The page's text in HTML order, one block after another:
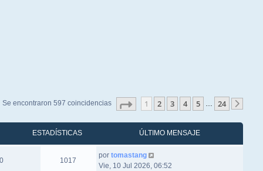
Se encontraron 597 coincidencias Página1 de 24
1 2 3 4 5 … 24
ESTADÍSTICAS ÚLTIMO MENSAJE
0 1017
por tomastang
Vie, 10 Jul 2026, 06:52